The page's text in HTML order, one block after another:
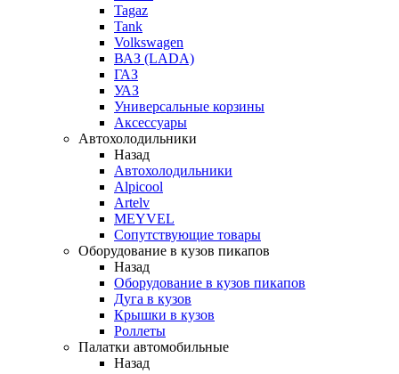
Tagaz
Tank
Volkswagen
ВАЗ (LADA)
ГАЗ
УАЗ
Универсальные корзины
Аксессуары
Автохолодильники
Назад
Автохолодильники
Alpicool
Artelv
MEYVEL
Сопутствующие товары
Оборудование в кузов пикапов
Назад
Оборудование в кузов пикапов
Дуга в кузов
Крышки в кузов
Роллеты
Палатки автомобильные
Назад